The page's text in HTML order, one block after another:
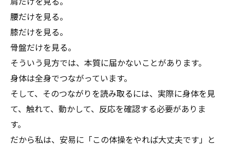
腰だけを見る。
膝だけを見る。
骨盤だけを見る。
そういう見方では、本質に届かないことがあります。
身体は全身でつながっています。
そして、そのつながりを読み取るには、実際に身体を見
て、触れて、動かして、反応を確認する必要がありま
す。
だから私は、安易に「この体操をやれば大丈夫です」と